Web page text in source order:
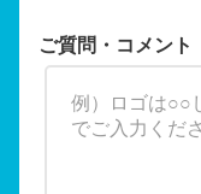
ご質問・コメント